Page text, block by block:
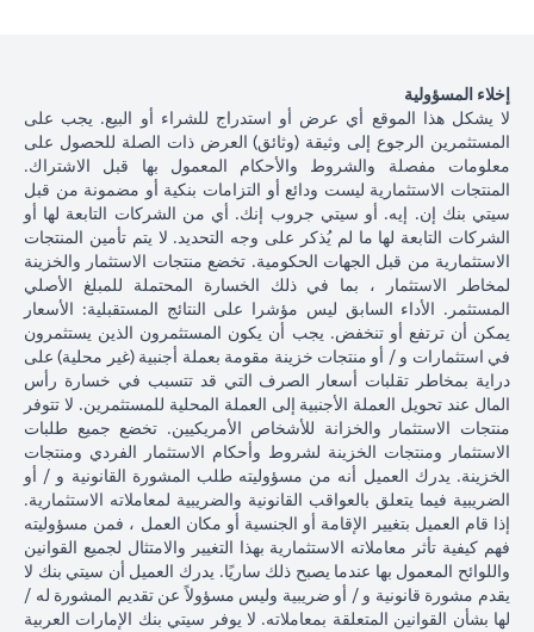
إخلاء المسؤولية
لا يشكل هذا الموقع أي عرض أو استدراج للشراء أو البيع. يجب على
المستثمرين الرجوع إلى وثيقة (وثائق) العرض ذات الصلة للحصول على
معلومات مفصلة والشروط والأحكام المعمول بها قبل الاشتراك.
المنتجات الاستثمارية ليست ودائع أو التزامات بنكية أو مضمونة من قبل
سيتي بنك إن. إيه. أو سيتي جروب إنك. أي من الشركات التابعة لها أو
الشركات التابعة لها ما لم يُذكر على وجه التحديد. لا يتم تأمين المنتجات
الاستثمارية من قبل الجهات الحكومية. تخضع منتجات الاستثمار والخزينة
لمخاطر الاستثمار ، بما في ذلك الخسارة المحتملة للمبلغ الأصلي
المستثمر. الأداء السابق ليس مؤشرا على النتائج المستقبلية: الأسعار
يمكن أن ترتفع أو تنخفض. يجب أن يكون المستثمرون الذين يستثمرون
في استثمارات و / أو منتجات خزينة مقومة بعملة أجنبية (غير محلية) على
دراية بمخاطر تقلبات أسعار الصرف التي قد تتسبب في خسارة رأس
المال عند تحويل العملة الأجنبية إلى العملة المحلية للمستثمرين. لا تتوفر
منتجات الاستثمار والخزانة للأشخاص الأمريكيين. تخضع جميع طلبات
الاستثمار ومنتجات الخزينة لشروط وأحكام الاستثمار الفردي ومنتجات
الخزينة. يدرك العميل أنه من مسؤوليته طلب المشورة القانونية و / أو
الضريبية فيما يتعلق بالعواقب القانونية والضريبية لمعاملاته الاستثمارية.
إذا قام العميل بتغيير الإقامة أو الجنسية أو مكان العمل ، فمن مسؤوليته
فهم كيفية تأثر معاملاته الاستثمارية بهذا التغيير والامتثال لجميع القوانين
واللوائح المعمول بها عندما يصبح ذلك ساريًا. يدرك العميل أن سيتي بنك لا
يقدم مشورة قانونية و / أو ضريبية وليس مسؤولاً عن تقديم المشورة له /
لها بشأن القوانين المتعلقة بمعاملاته. لا يوفر سيتي بنك الإمارات العربية